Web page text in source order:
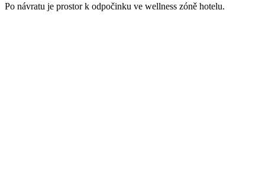
Po návratu je prostor k odpočinku ve wellness zóně hotelu.